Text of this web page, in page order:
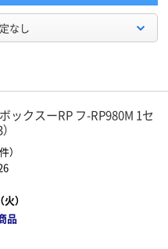
なし
ックスーRP フ-RP980M 1セ
）
）
品